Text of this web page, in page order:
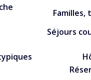
Séjours